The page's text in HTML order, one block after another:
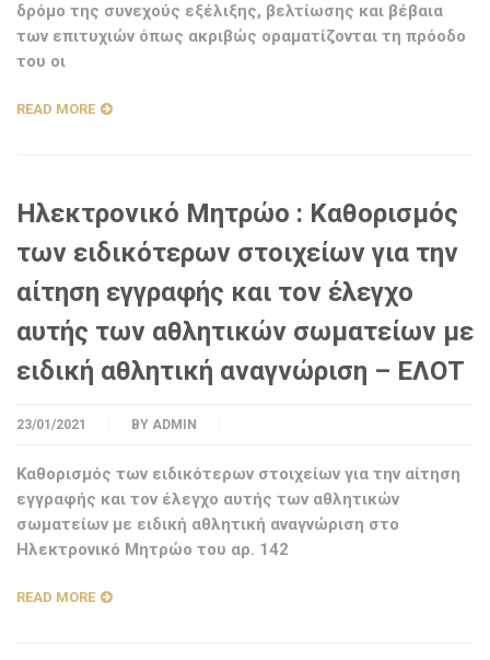
δρόμο της συνεχούς εξέλιξης, βελτίωσης και βέβαια
των επιτυχιών όπως ακριβώς οραματίζονται τη πρόοδο
του οι
READ MORE
Ηλεκτρονικό Μητρώο : Καθορισμός
των ειδικότερων στοιχείων για την
αίτηση εγγραφής και τον έλεγχο
αυτής των αθλητικών σωματείων με
ειδική αθλητική αναγνώριση – ΕΛΟΤ
23/01/2021 BY ADMIN
Καθορισμός των ειδικότερων στοιχείων για την αίτηση
εγγραφής και τον έλεγχο αυτής των αθλητικών
σωματείων με ειδική αθλητική αναγνώριση στο
Ηλεκτρονικό Μητρώο του αρ. 142
READ MORE